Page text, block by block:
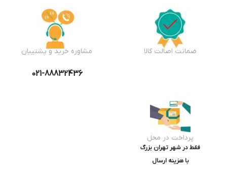
ضمانت اصالت کالا مشاوره خرید و پشتیبان
021-88832436
پرداخت در محل
فقط در شهر تهران بزرگ
با هزینه ارسال